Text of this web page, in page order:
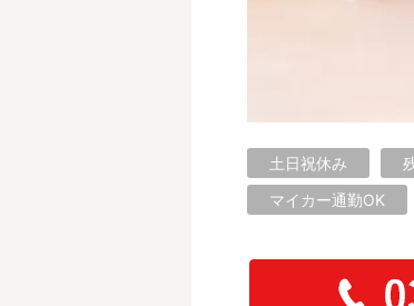
土日祝休み
マイカー通勤OK